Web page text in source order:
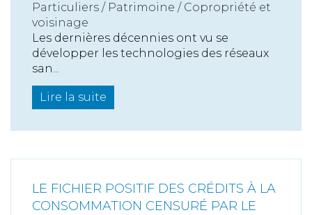
Particuliers / Patrimoine / Copropriété et
voisinage
Les dernières décennies ont vu se
développer les technologies des réseaux
san...
Lire la suite
LE FICHIER POSITIF DES CRÉDITS À LA
CONSOMMATION CENSURÉ PAR LE